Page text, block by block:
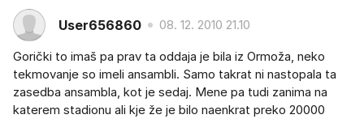
User656860 08. 12. 2010 21.10
Gorički to imaš pa prav ta oddaja je bila iz Ormoža, neko
tekmovanje so imeli ansambli. Samo takrat ni nastopala ta
zasedba ansambla, kot je sedaj. Mene pa tudi zanima na
katerem stadionu ali kje že je bilo naenkrat preko 20000